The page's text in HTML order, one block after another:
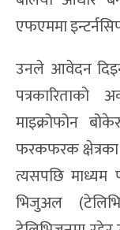
एफएममा
उनले आवेदन
पत्रकारिताको
माइक्रोफोन
फरकफरक
त्यसपछि माध्यम
भिजुअल